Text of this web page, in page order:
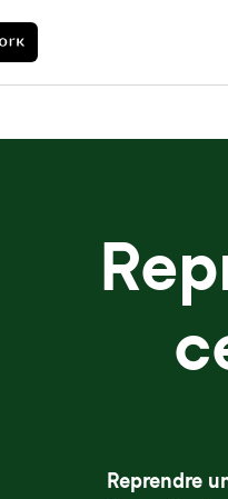
Reprendre